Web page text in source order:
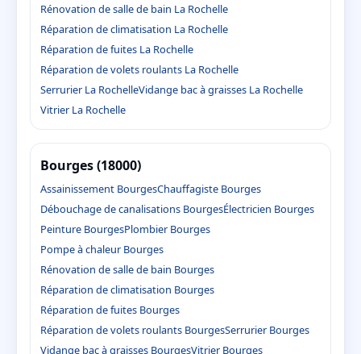
Rénovation de salle de bain La Rochelle
Réparation de climatisation La Rochelle
Réparation de fuites La Rochelle
Réparation de volets roulants La Rochelle
Serrurier La RochelleVidange bac à graisses La Rochelle
Vitrier La Rochelle
Bourges (18000)
Assainissement BourgesChauffagiste Bourges
Débouchage de canalisations BourgesÉlectricien Bourges
Peinture BourgesPlombier Bourges
Pompe à chaleur Bourges
Rénovation de salle de bain Bourges
Réparation de climatisation Bourges
Réparation de fuites Bourges
Réparation de volets roulants BourgesSerrurier Bourges
Vidange bac à graisses BourgesVitrier Bourges